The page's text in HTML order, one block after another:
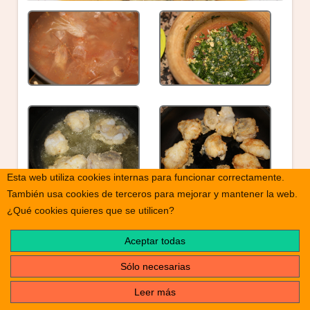
Esta web utiliza cookies internas para funcionar correctamente.
También usa cookies de terceros para mejorar y mantener la web.
¿Qué cookies quieres que se utilicen?
Aceptar todas
Sólo necesarias
Leer más